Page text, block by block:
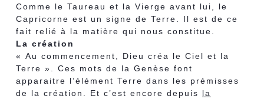
Comme le Taureau et la Vierge avant lui, le
Capricorne est un signe de Terre. Il est de ce
fait relié à la matière qui nous constitue.
La création
« Au commencement, Dieu créa le Ciel et la
Terre ». Ces mots de la Genèse font
apparaitre l’élément Terre dans les prémisses
de la création. Et c’est encore depuis la